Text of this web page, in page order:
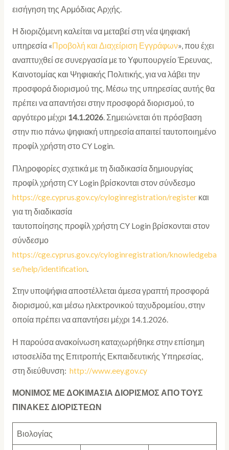
εισήγηση της Αρμόδιας Αρχής.
Η διοριζόμενη καλείται να μεταβεί στη νέα ψηφιακή
υπηρεσία «Προβολή και Διαχείριση Εγγράφων», που έχει
αναπτυχθεί σε συνεργασία με το Υφυπουργείο Έρευνας,
Καινοτομίας και Ψηφιακής Πολιτικής, για να λάβει την
προσφορά διορισμού της. Μέσω της υπηρεσίας αυτής θα
πρέπει να απαντήσει στην προσφορά διορισμού, το
αργότερο μέχρι 14.1.2026. Σημειώνεται ότι πρόσβαση
στην πιο πάνω ψηφιακή υπηρεσία απαιτεί ταυτοποιημένο
προφίλ χρήστη στο CY Login.
Πληροφορίες σχετικά με τη διαδικασία δημιουργίας
προφίλ χρήστη CY Login βρίσκονται στον σύνδεσμο
https://cge.cyprus.gov.cy/cyloginregistration/registerκαι
για τη διαδικασία
ταυτοποίησης προφίλ χρήστη CY Login βρίσκονται στον
σύνδεσμο
https://cge.cyprus.gov.cy/cyloginregistration/knowledgeba
se/help/identification.
Στην υποψήφια αποστέλλεται άμεσα γραπτή προσφορά
διορισμού, και μέσω ηλεκτρονικού ταχυδρομείου, στην
οποία πρέπει να απαντήσει μέχρι 14.1.2026.
Η παρούσα ανακοίνωση καταχωρήθηκε στην επίσημη
ιστοσελίδα της Επιτροπής Εκπαιδευτικής Υπηρεσίας,
στη διεύθυνση: http://www.eey.gov.cy
ΜΟΝΙΜΟΣ ΜΕ ΔΟΚΙΜΑΣΙΑ ΔΙΟΡΙΣΜΟΣ ΑΠΟ ΤΟΥΣ
ΠΙΝΑΚΕΣ ΔΙΟΡΙΣΤΕΩΝ
Βιολογίας